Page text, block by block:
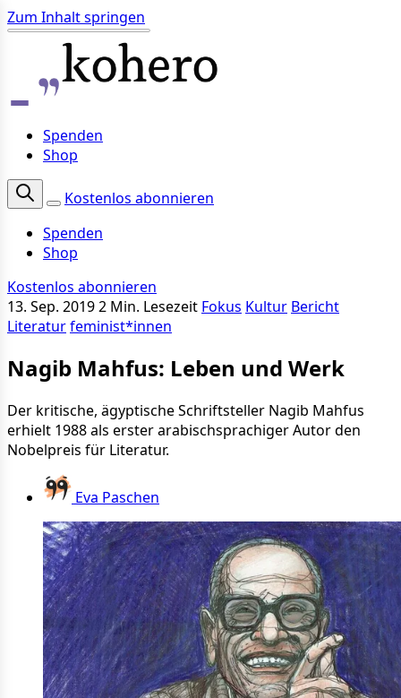
Zum Inhalt springen
Spenden
Shop
Kostenlos abonnieren
Spenden
Shop
Kostenlos abonnieren
13. Sep. 20192 Min. Lesezeit Fokus Kultur Bericht
Literaturfeminist*innen
Nagib Mahfus: Leben und Werk
Der kritische, ägyptische Schriftsteller Nagib Mahfus
erhielt 1988 als erster arabischsprachiger Autor den
Nobelpreis für Literatur.
Eva Paschen